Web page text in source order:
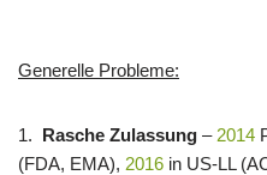
Generelle Probleme:
1. Rasche Zulassung – 2014
(FDA, EMA), 2016 in US-LL